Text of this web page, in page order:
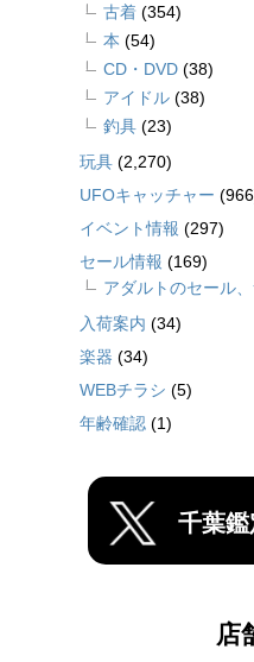
古着 (354)
本 (54)
CD・DVD (38)
アイドル (38)
釣具 (23)
玩具 (2,270)
UFOキャッチャー
イベント情報 (297)
セール情報 (169)
アダルトのセール
入荷案内 (34)
楽器 (34)
WEBチラシ (5)
年齢確認 (1)
千葉
店